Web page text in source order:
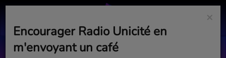
DANCE LIKE NO ONE’S WATCHING
×
Encourager Radio Unicité en
m'envoyant un café